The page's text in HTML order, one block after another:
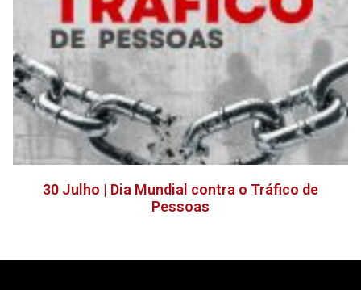
30 Julho | Dia Mundial contra o Tráfico de
Pessoas